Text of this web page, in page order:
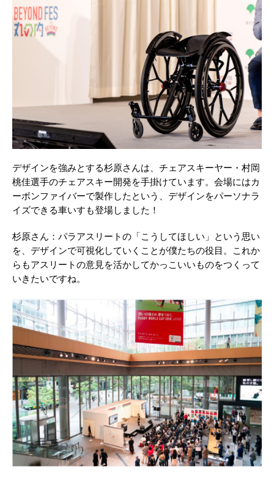
デザインを強みとする杉原さんは、チェアスキーヤー・村岡
桃佳選手のチェアスキー開発を手掛けています。会場にはカ
ーボンファイバーで製作したという、デザインをパーソナラ
イズできる車いすも登場しました！
杉原さん：パラアスリートの「こうしてほしい」という思い
を、デザインで可視化していくことが僕たちの役目。これか
らもアスリートの意見を活かしてかっこいいものをつくって
いきたいですね。